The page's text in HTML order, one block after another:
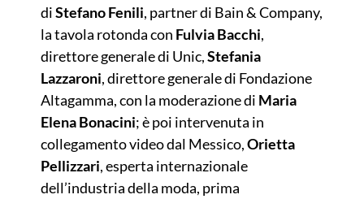
diStefano Fenili, partner di Bain & Company,
la tavola rotonda con Fulvia Bacchi,
direttore generale di Unic,Stefania
Lazzaroni, direttore generale di Fondazione
Altagamma, con la moderazione di Maria
Elena Bonacini; è poi intervenuta in
collegamento video dal Messico,Orietta
Pellizzari, esperta internazionale
dell’industria della moda, prima